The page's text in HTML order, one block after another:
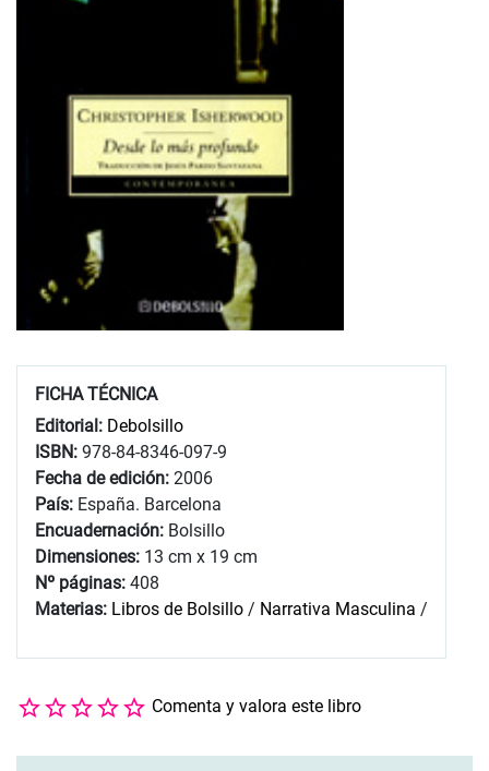
FICHA TÉCNICA
Editorial: Debolsillo
ISBN: 978-84-8346-097-9
Fecha de edición: 2006
País: España. Barcelona
Encuadernación: Bolsillo
Dimensiones: 13 cm x 19 cm
Nº páginas: 408
Materias: Libros de Bolsillo / Narrativa Masculina /
Comenta y valora este libro